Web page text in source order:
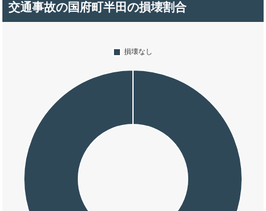
交通事故の国府町半田の損壊割合